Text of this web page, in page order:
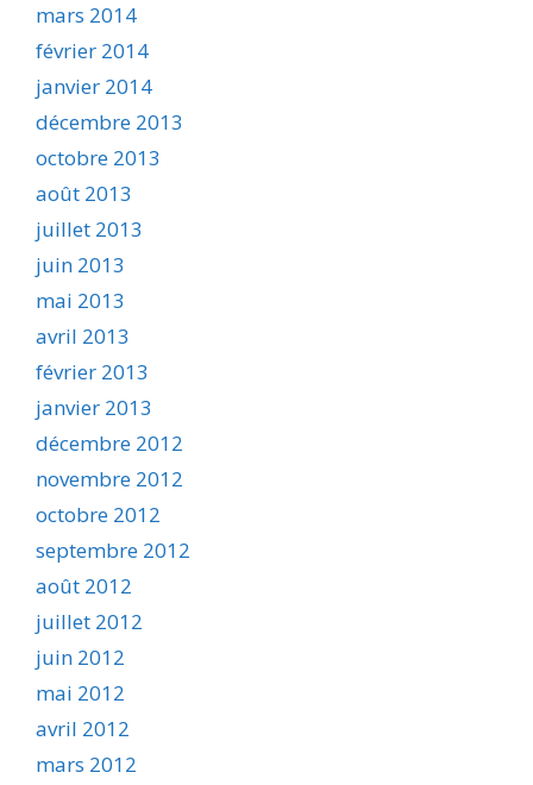
mars 2014
février 2014
janvier 2014
décembre 2013
octobre 2013
août 2013
juillet 2013
juin 2013
mai 2013
avril 2013
février 2013
janvier 2013
décembre 2012
novembre 2012
octobre 2012
septembre 2012
août 2012
juillet 2012
juin 2012
mai 2012
avril 2012
mars 2012